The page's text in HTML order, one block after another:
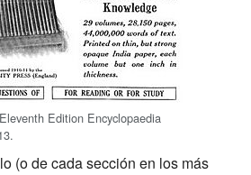
Edition Encyclopaedia
(o de cada sección en los más